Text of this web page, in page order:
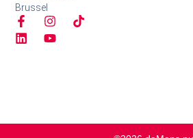
Brussel